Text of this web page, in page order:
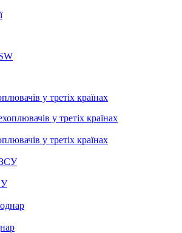
у третіх країнах
у третіх країнах